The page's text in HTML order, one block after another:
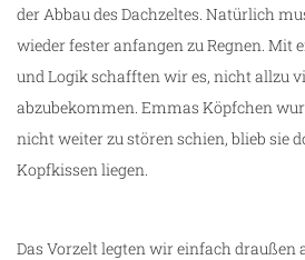
der Abbau des Dachzeltes. Natürlich
wieder fester anfangen zu Regnen. Mit
und Logik schafften wir es, nicht allzu
abzubekommen. Emmas Köpfchen
nicht weiter zu stören schien, blieb sie
Kopfkissen liegen.
Das Vorzelt legten wir einfach draußen